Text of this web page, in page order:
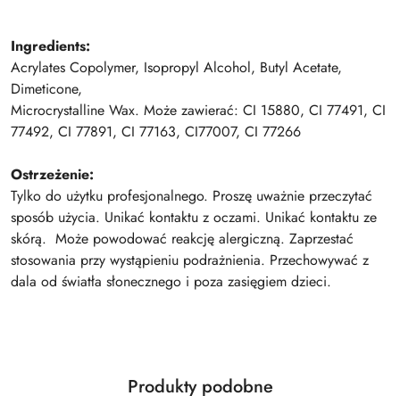
Ingredients:
Acrylates Copolymer, Isopropyl Alcohol, Butyl Acetate,
Dimeticone,
Microcrystalline Wax. Może zawierać: CI 15880, CI 77491, CI
77492, CI 77891, CI 77163, CI77007, CI 77266
Ostrzeżenie:
Tylko do użytku profesjonalnego. Proszę uważnie przeczytać
sposób użycia. Unikać kontaktu z oczami. Unikać kontaktu ze
skórą. Może powodować reakcję alergiczną. Zaprzestać
stosowania przy wystąpieniu podrażnienia. Przechowywać z
dala od światła słonecznego i poza zasięgiem dzieci.
Produkty
Produkty podobne